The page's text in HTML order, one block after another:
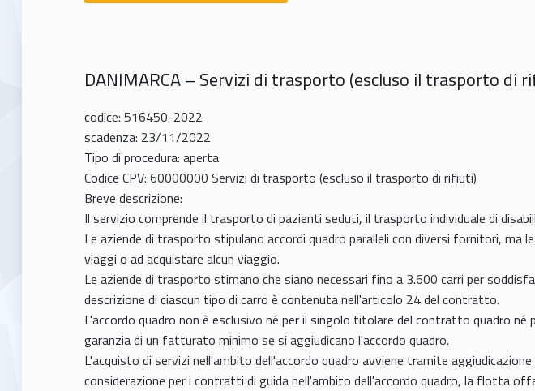
DANIMARCA – Servizi di trasporto (escluso il trasporto di
codice: 516450-2022
scadenza: 23/11/2022
Tipo di procedura: aperta
Codice CPV: 60000000 Servizi di trasporto (escluso il trasporto di rifiuti)
Breve descrizione:
Il servizio comprende il trasporto di pazienti seduti, il trasporto individuale di
Le aziende di trasporto stipulano accordi quadro paralleli con diversi fornitori,
viaggi o ad acquistare alcun viaggio.
Le aziende di trasporto stimano che siano necessari fino a 3.600 carri per
descrizione di ciascun tipo di carro è contenuta nell'articolo 24 del contratto.
L'accordo quadro non è esclusivo né per il singolo titolare del contratto quadro
garanzia di un fatturato minimo se si aggiudicano l'accordo quadro.
L'acquisto di servizi nell'ambito dell'accordo quadro avviene tramite
considerazione per i contratti di guida nell'ambito dell'accordo quadro, la flotta